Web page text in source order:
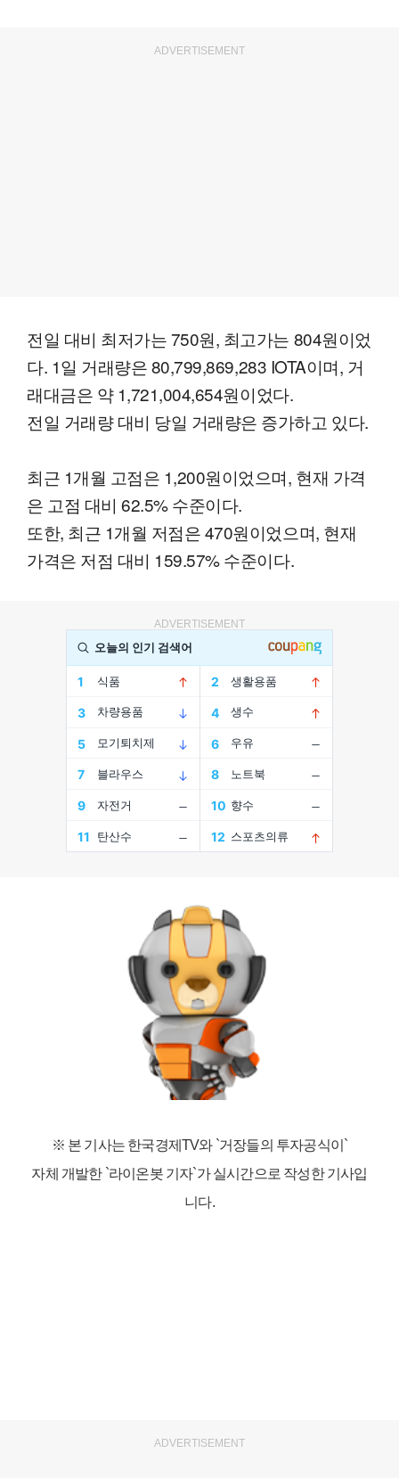
ADVERTISEMENT
전일 대비 최저가는 750원, 최고가는 804원이었
다. 1일 거래량은 80,799,869,283 IOTA이며, 거
래대금은 약 1,721,004,654원이었다.
전일 거래량 대비 당일 거래량은 증가하고 있다.
최근 1개월 고점은 1,200원이었으며, 현재 가격
은 고점 대비 62.5% 수준이다.
또한, 최근 1개월 저점은 470원이었으며, 현재
가격은 저점 대비 159.57% 수준이다.
ADVERTISEMENT
※ 본 기사는 한국경제TV와 `거장들의 투자공식이`
자체 개발한 `라이온봇 기자`가 실시간으로 작성한 기사입
니다.
ADVERTISEMENT